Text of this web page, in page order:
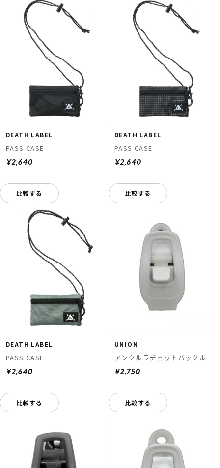
DEATH LABEL
PASS CASE
¥2,640
比較する
DEATH LABEL
PASS CASE
¥2,640
比較する
DEATH LABEL
PASS CASE
¥2,640
比較する
UNION
アンクルラチェットバックル
¥2,750
比較する